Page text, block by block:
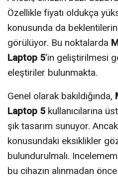
Özellikle fiyatı oldukça
konusunda da beklentilerin
görülüyor. Bu noktalarda
Laptop 5‘in geliştirilmesi
eleştiriler bulunmakta.
Genel olarak bakıldığında,
Laptop 5 kullanıcılarına
şık tasarım sunuyor.
konusundaki eksiklikler
bulundurulmalı.
bu cihazın alınmadan